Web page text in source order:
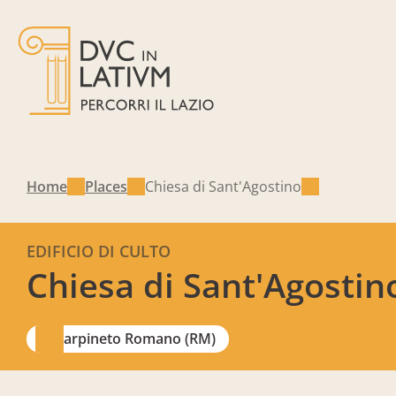
Home Places Chiesa di Sant'Agostino
Chiesa di
EDIFICIO DI CULTO
Carpineto Romano (RM)